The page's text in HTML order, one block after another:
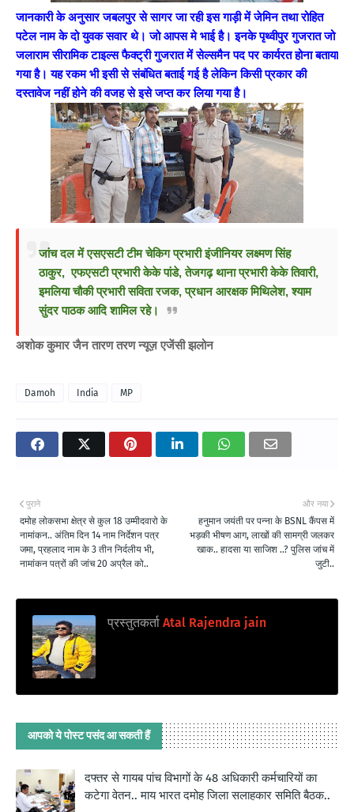
जानकारी के अनुसार जबलपुर से सागर जा रही इस गाड़ी में जेमिन तथा रोहित
पटेल नाम के दो युवक सवार थे। जो आपस मे भाई है। इनके पृथ्वीपुर गुजरात जो
जलाराम सीरामिक टाइल्स फैक्ट्री गुजरात में सेल्समैन पद पर कार्यरत होना बताया
गया है। यह रकम भी इसी से संबंधित बताई गई है लेकिन किसी प्रकार की
दस्तावेज नहीं होने की वजह से इसे जप्त कर लिया गया है।
जांच दल में एसएसटी टीम चेकिग प्रभारी इंजीनियर लक्ष्मण सिंह
ठाकुर, एफएसटी प्रभारी केके पांडे, तेजगढ़ थाना प्रभारी केके तिवारी,
इमलिया चौकी प्रभारी सविता रजक, प्रधान आरक्षक मिथिलेश, श्याम
सुंदर पाठक आदि शामिल रहे।
अशोक कुमार जैन तारण तरण न्यूज़ एजेंसी झलोन
Damoh India MP
और नया
हनुमान जयंती पर पन्ना के BSNL कैंपस में
भड़की भीषण आग, लाखों की सामग्री जलकर
खाक.. हादसा या साजिश ..? पुलिस जांच में
जुटी..
पुराने
दमोह लोकसभा क्षेत्र से कुल 18 उम्मीदवारो के
नामांकन.. अंतिम दिन 14 नाम निर्देशन पत्र
जमा, प्रहलाद नाम के 3 तीन निर्दलीय भी,
नामांकन पत्रों की जांच 20 अप्रैल को..
प्रस्तुतकर्ता Atal Rajendra jain
आपको ये पोस्ट पसंद आ सकती हैं
दफ्तर से गायब पांच विभागों के 48 अधिकारी कर्मचारियों का
कटेगा वेतन.. माय भारत दमोह जिला सलाहकार समिति बैठक..